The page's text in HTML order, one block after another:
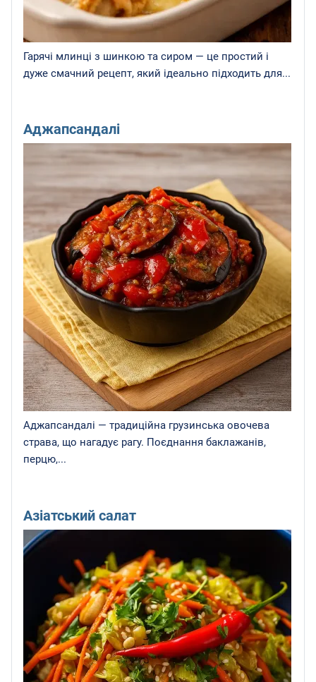
Гарячі млинці з шинкою та сиром — це простий і
дуже смачний рецепт, який ідеально підходить для...
Аджапсандалі
Аджапсандалі — традиційна грузинська овочева
страва, що нагадує рагу. Поєднання баклажанів,
перцю,...
Азіатський салат